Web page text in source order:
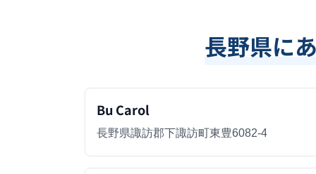
長野県に
Bu Carol
長野県諏訪郡下諏訪町東豊6082-4